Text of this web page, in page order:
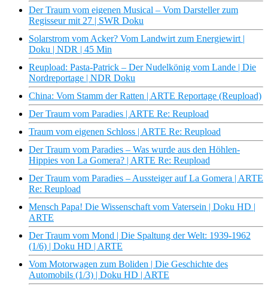
Der Traum vom eigenen Musical – Vom Darsteller zum
Regisseur mit 27 | SWR Doku
Solarstrom vom Acker? Vom Landwirt zum Energiewirt |
Doku | NDR | 45 Min
Reupload: Pasta-Patrick – Der Nudelkönig vom Lande | Die
Nordreportage | NDR Doku
China: Vom Stamm der Ratten | ARTE Reportage (Reupload)
Der Traum vom Paradies | ARTE Re: Reupload
Traum vom eigenen Schloss | ARTE Re: Reupload
Der Traum vom Paradies – Was wurde aus den Höhlen-
Hippies von La Gomera? | ARTE Re: Reupload
Der Traum vom Paradies – Aussteiger auf La Gomera | ARTE
Re: Reupload
Mensch Papa! Die Wissenschaft vom Vatersein | Doku HD |
ARTE
Der Traum vom Mond | Die Spaltung der Welt: 1939-1962
(1/6) | Doku HD | ARTE
Vom Motorwagen zum Boliden | Die Geschichte des
Automobils (1/3) | Doku HD | ARTE